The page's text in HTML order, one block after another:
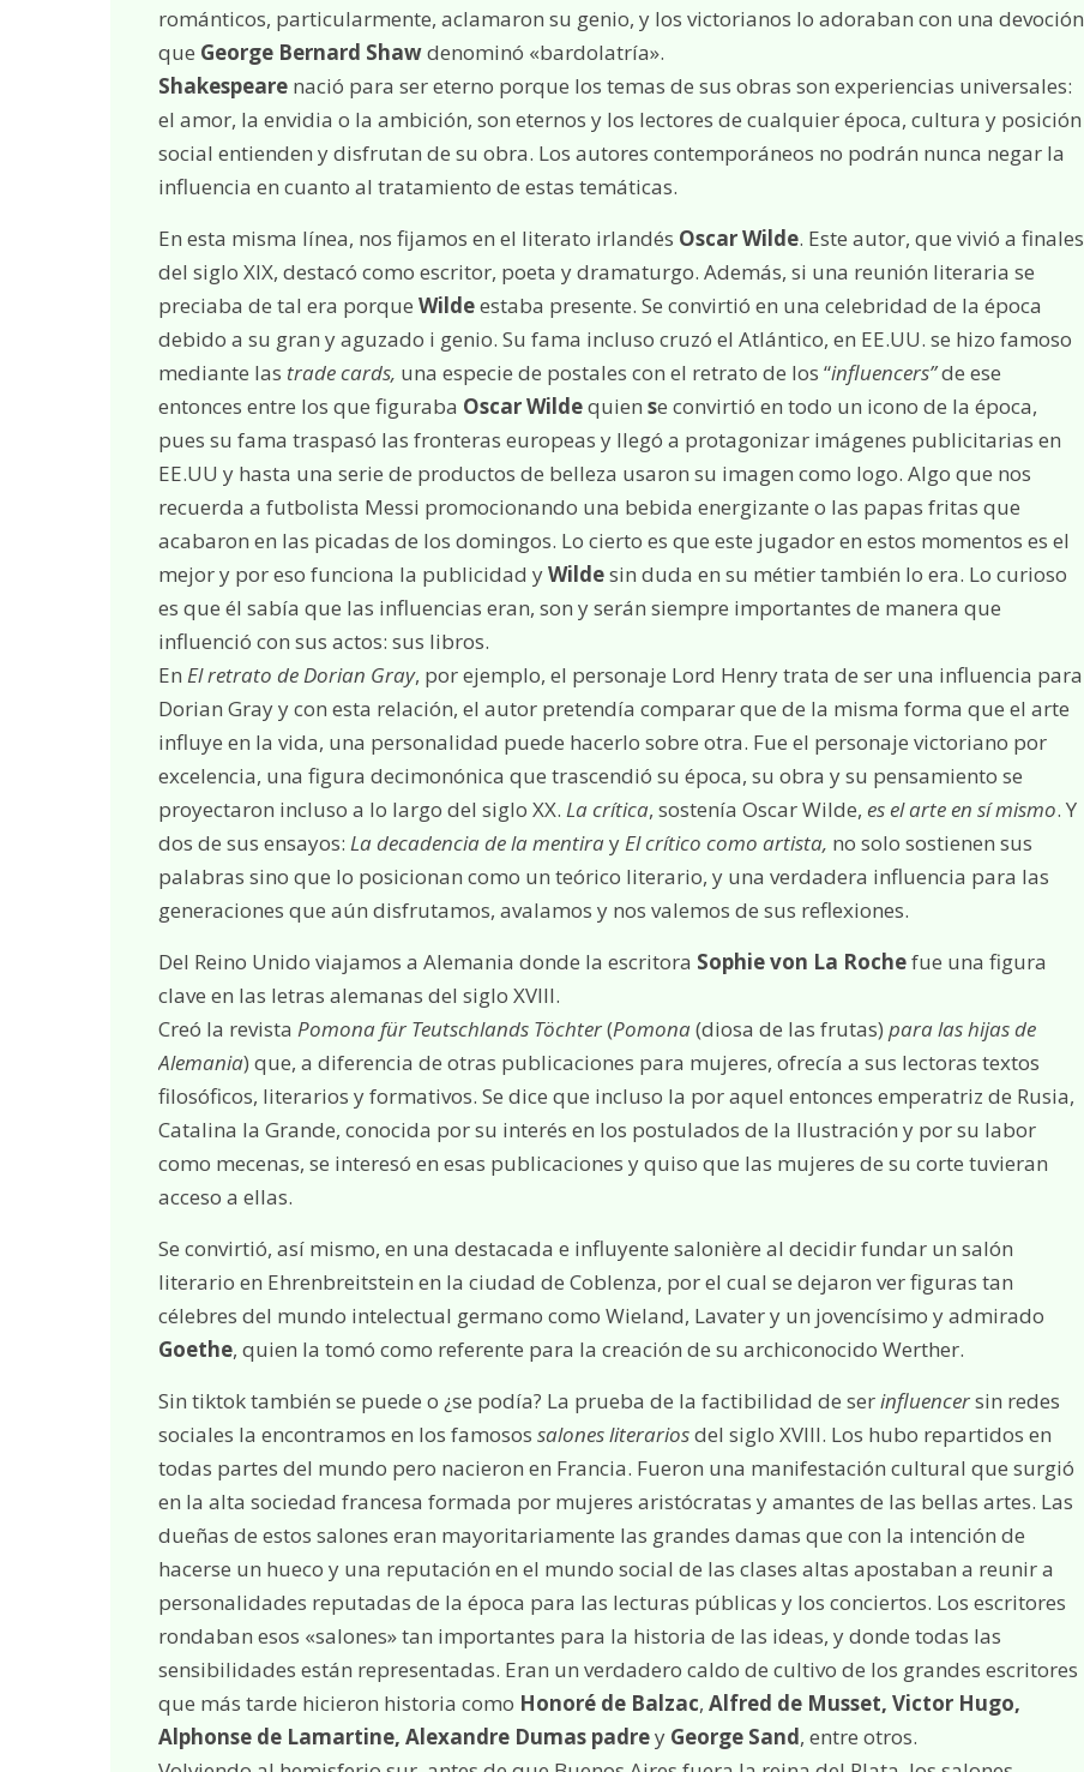
románticos, particularmente, aclamaron su genio, y los victorianos lo adoraban con una devoción
que George Bernard Shawdenominó «bardolatría».
Shakespeare nació para ser eterno porque los temas de sus obras son experiencias universales:
el amor, la envidia o la ambición, son eternos y los lectores de cualquier época, cultura y posición
social entienden y disfrutan de su obra. Los autores contemporáneos no podrán nunca negar la
influencia en cuanto al tratamiento de estas temáticas.
En esta misma línea, nos fijamos en el literato irlandés Oscar Wilde. Este autor, que vivió a finales
del siglo XIX, destacó como escritor, poeta y dramaturgo. Además, si una reunión literaria se
preciaba de tal era porque Wildeestaba presente. Se convirtió en una celebridad de la época
debido a su gran y aguzado i genio. Su fama incluso cruzó el Atlántico, en EE.UU. se hizo famoso
mediante las trade cards, una especie de postales con el retrato de los “influencers”de ese
entonces entre los que figuraba Oscar Wildequien se convirtió en todo un icono de la época,
pues su fama traspasó las fronteras europeas y llegó a protagonizar imágenes publicitarias en
EE.UU y hasta una serie de productos de belleza usaron su imagen como logo. Algo que nos
recuerda a futbolista Messi promocionando una bebida energizante o las papas fritas que
acabaron en las picadas de los domingos. Lo cierto es que este jugador en estos momentos es el
mejor y por eso funciona la publicidad yWildesin duda en su métier también lo era. Lo curioso
es que él sabía que las influencias eran, son y serán siempre importantes de manera que
influenció con sus actos: sus libros.
En El retrato de Dorian Gray, por ejemplo, el personaje Lord Henry trata de ser una influencia para
Dorian Gray y con esta relación, el autor pretendía comparar que de la misma forma que el arte
influye en la vida, una personalidad puede hacerlo sobre otra. Fue el personaje victoriano por
excelencia, una figura decimonónica que trascendió su época, su obra y su pensamiento se
proyectaron incluso a lo largo del siglo XX. La crítica, sostenía Oscar Wilde, es el arte en sí mismo. Y
dos de sus ensayos: La decadencia de la mentirayEl crítico como artista, no solo sostienen sus
palabras sino que lo posicionan como un teórico literario, y una verdadera influencia para las
generaciones que aún disfrutamos, avalamos y nos valemos de sus reflexiones.
Del Reino Unido viajamos a Alemania donde la escritora Sophie von La Rochefue una figura
clave en las letras alemanas del siglo XVIII.
Creó la revista Pomona für Teutschlands Töchter(Pomona(diosa de las frutas) para las hijas de
Alemania) que, a diferencia de otras publicaciones para mujeres, ofrecía a sus lectoras textos
filosóficos, literarios y formativos. Se dice que incluso la por aquel entonces emperatriz de Rusia,
Catalina la Grande, conocida por su interés en los postulados de la Ilustración y por su labor
como mecenas, se interesó en esas publicaciones y quiso que las mujeres de su corte tuvieran
acceso a ellas.
Se convirtió, así mismo, en una destacada e influyente salonière al decidir fundar un salón
literario en Ehrenbreitstein en la ciudad de Coblenza, por el cual se dejaron ver figuras tan
célebres del mundo intelectual germano como Wieland, Lavater y un jovencísimo y admirado
Goethe, quien la tomó como referente para la creación de su archiconocido Werther.
Sin tiktok también se puede o ¿se podía? La prueba de la factibilidad de serinfluencersin redes
sociales la encontramos en los famosos salones literariosdel siglo XVIII. Los hubo repartidos en
todas partes del mundo pero nacieron en Francia. Fueron una manifestación cultural que surgió
en la alta sociedad francesa formada por mujeres aristócratas y amantes de las bellas artes. Las
dueñas de estos salones eran mayoritariamente las grandes damas que con la intención de
hacerse un hueco y una reputación en el mundo social de las clases altas apostaban a reunir a
personalidades reputadas de la época para las lecturas públicas y los conciertos. Los escritores
rondaban esos «salones» tan importantes para la historia de las ideas, y donde todas las
sensibilidades están representadas. Eran un verdadero caldo de cultivo de los grandes escritores
que más tarde hicieron historia como Honoré de Balzac, Alfred de Musset, Victor Hugo,
Alphonse de Lamartine, Alexandre Dumas padrey George Sand, entre otros.